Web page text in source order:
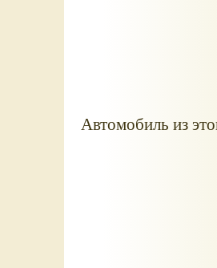
Автомобиль из